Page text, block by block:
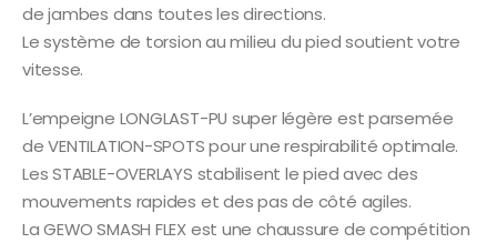
de jambes dans toutes les directions.
Le système de torsion au milieu du pied soutient votre
vitesse.
L’empeigne LONGLAST-PU super légère est parsemée
de VENTILATION-SPOTS pour une respirabilité optimale.
Les STABLE-OVERLAYS stabilisent le pied avec des
mouvements rapides et des pas de côté agiles.
La GEWO SMASH FLEX est une chaussure de compétition